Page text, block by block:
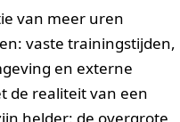
van meer uren
vaste trainingstijden,
en externe
de realiteit van een